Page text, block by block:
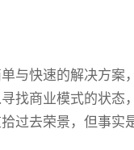
与快速的解决方案
找商业模式的状态
过去荣景，但事实